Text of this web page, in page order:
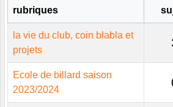
rubriques
la vie du club, coin blabla et
projets
Ecole de billard saison
2023/2024